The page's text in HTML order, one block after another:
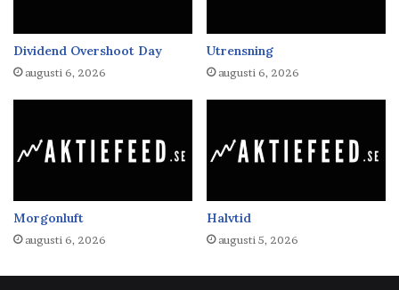
Dividend Overshoot Day
augusti 6, 2026
Utrensning
augusti 6, 2026
Morgonluft
augusti 6, 2026
Halvtid
augusti 5, 2026